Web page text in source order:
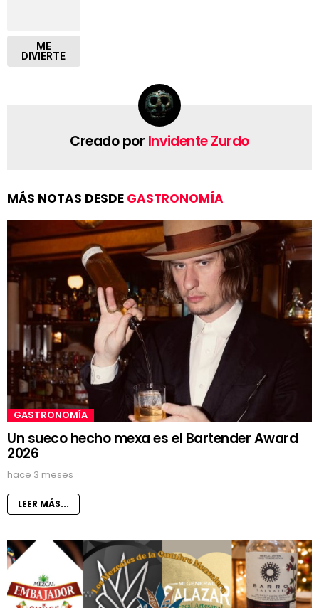
ME
DIVIERTE
Creado por Invidente Zurdo
MÁS NOTAS DESDE GASTRONOMÍA
GASTRONOMÍA
Un sueco hecho mexa es el Bartender Award
2026
hace 3 meses
LEER MÁS...